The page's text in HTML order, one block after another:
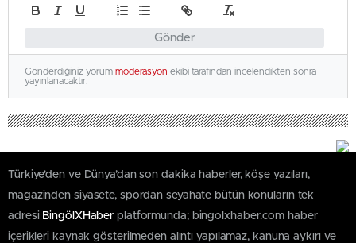
Gönder
Gönderdiğiniz yorum moderasyon ekibi tarafından incelendikten sonra
yayınlanacaktır.
Türkiye'den ve Dünya’dan son dakika haberler, köşe yazıları,
magazinden siyasete, spordan seyahate bütün konuların tek
adresi BingölXHaberplatformunda; bingolxhaber.com haber
içerikleri kaynak gösterilmeden alıntı yapılamaz, kanuna aykırı ve